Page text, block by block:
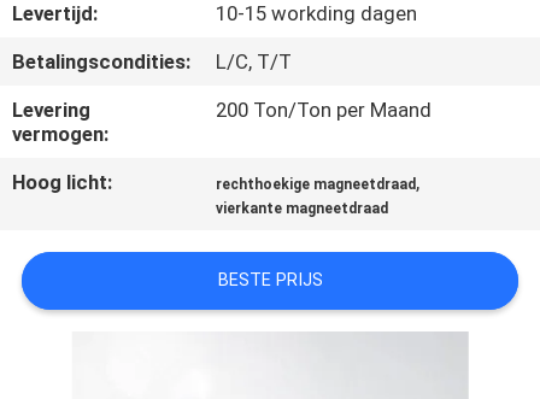
NIEUWS
VERZOEK
OM EEN
CITAAT
SITEMAP
Levertijd:
10-15 workding dagen
Betalingscondities:
L/C, T/T
Levering
vermogen:
200 Ton/Ton per Maand
Hoog licht: rechthoekige magneetdraad ,
vierkante magneetdraad
BESTE PRIJS